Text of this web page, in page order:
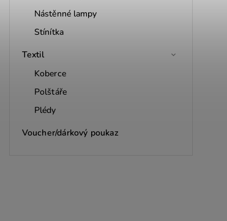
Nástěnné lampy
Stínítka
Textil
Koberce
Polštáře
Plédy
Voucher/dárkový poukaz